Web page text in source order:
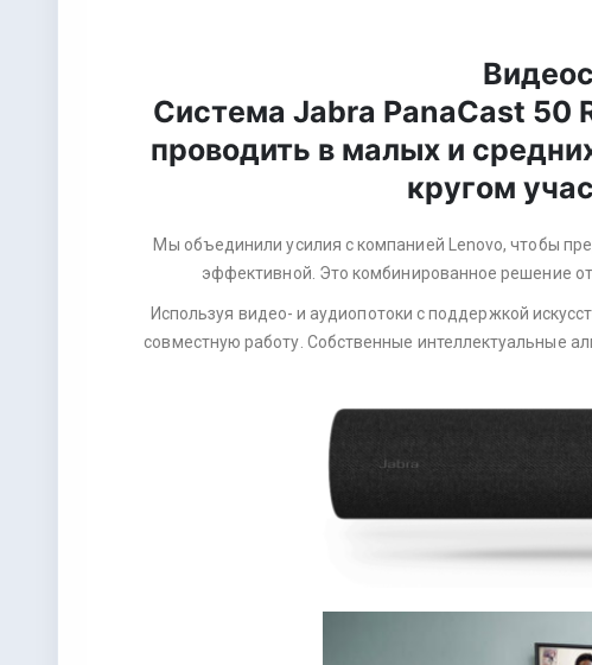
Система Jabra PanaCast 50
проводить в малых и
кругом
Мы объединили усилия с компанией Lenovo, чтобы
эффективной. Это комбинированное решение
Используя видео- и аудиопотоки с поддержкой
совместную работу. Собственные интеллектуальные